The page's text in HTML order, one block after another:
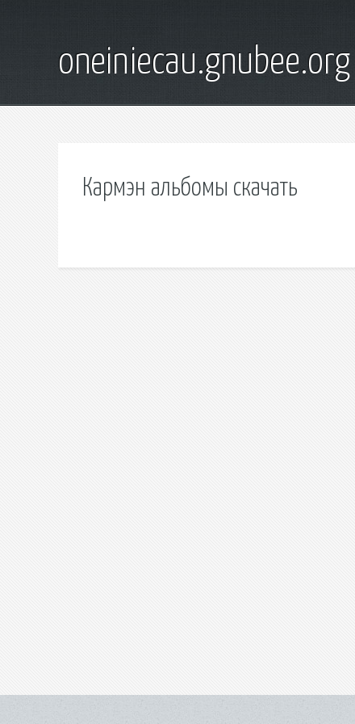
oneiniecau.gnubee.org
Кармэн альбомы скачать